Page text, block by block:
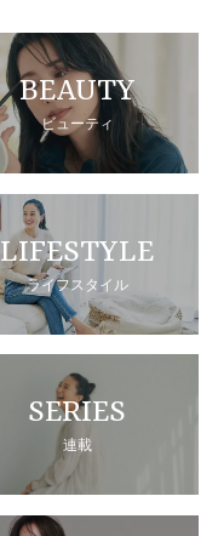
BEAUTY
ビューティ
LIFESTYLE
ライフスタイル
SERIES
連載